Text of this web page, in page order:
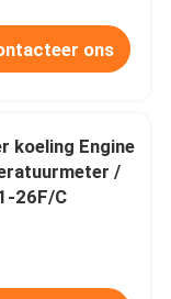
ons
koeling Engine
/
26F/C